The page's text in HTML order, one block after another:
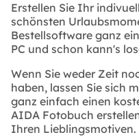
Erstellen Sie Ihr
schönsten
Bestellsoftware ganz
PC und schon kann's
Wenn Sie weder Zeit
haben, lassen Sie sich
ganz einfach einen
AIDA Fotobuch
Ihren Lieblingsmotiven.